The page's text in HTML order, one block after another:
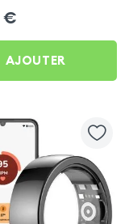
€
AJOUTER